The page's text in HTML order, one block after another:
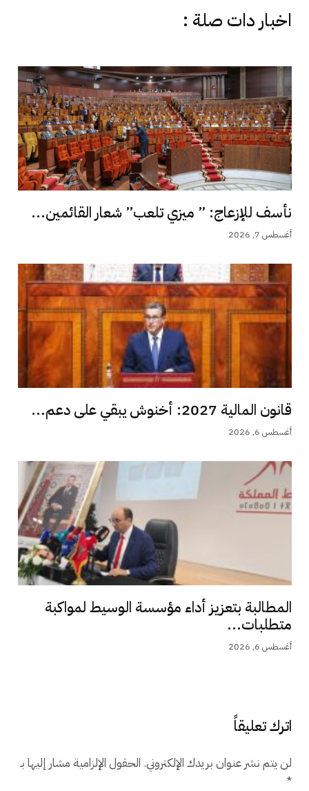
اخبار دات صلة :
نأسف للإزعاج: ” ميزي تلعب” شعار القائمين...
أغسطس 7, 2026
قانون المالية 2027: أخنوش يبقي على دعم...
أغسطس 6, 2026
المطالبة بتعزيز أداء مؤسسة الوسيط لمواكبة
متطلبات...
أغسطس 6, 2026
اترك تعليقاً
لن يتم نشر عنوان بريدك الإلكتروني. الحقول الإلزامية مشار إليها بـ
*